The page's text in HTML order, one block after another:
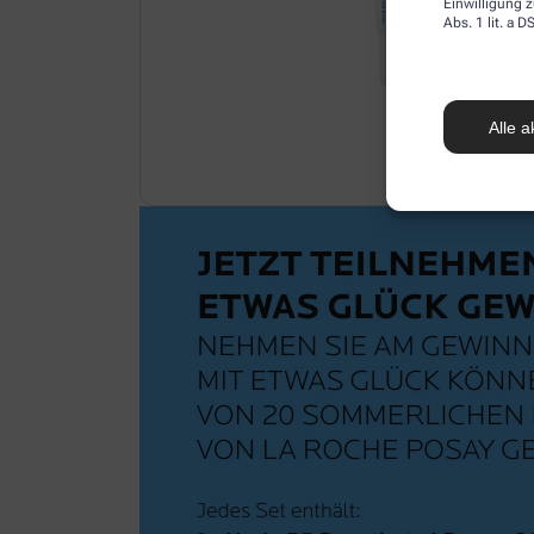
Einwilligung
Abs. 1 lit. a
Alle